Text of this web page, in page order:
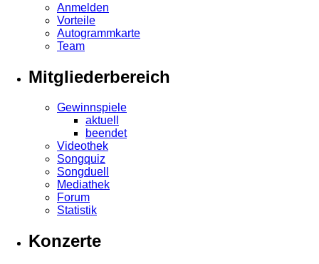
Anmelden
Vorteile
Autogrammkarte
Team
Mitgliederbereich
Gewinnspiele
aktuell
beendet
Videothek
Songquiz
Songduell
Mediathek
Forum
Statistik
Konzerte